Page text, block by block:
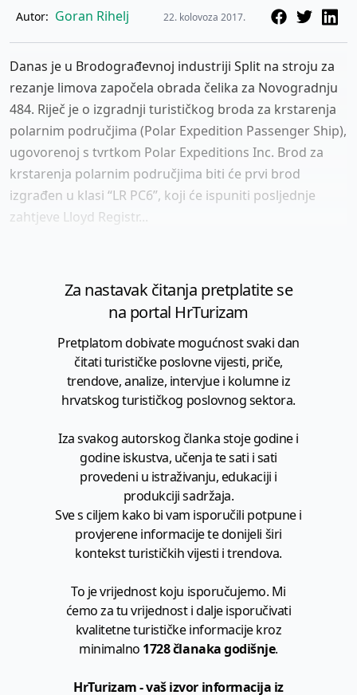
Autor: Goran Rihelj 22. kolovoza 2017.
Danas je u Brodograđevnoj industriji Split na stroju za
rezanje limova započela obrada čelika za Novogradnju
484. Riječ je o izgradnji turističkog broda za krstarenja
polarnim područjima (Polar Expedition Passenger Ship),
ugovorenoj s tvrtkom Polar Expeditions Inc. Brod za
krstarenja polarnim područjima biti će prvi brod
izgrađen u klasi “LR PC6”, koji će ispuniti posljednje
zahtjeve Lloyd Registr...
Za nastavak čitanja pretplatite se
na portal HrTurizam
Pretplatom dobivate mogućnost svaki dan
čitati turističke poslovne vijesti, priče,
trendove, analize, intervjue i kolumne iz
hrvatskog turističkog poslovnog sektora.
Iza svakog autorskog članka stoje godine i
godine iskustva, učenja te sati i sati
provedeni u istraživanju, edukaciji i
produkciji sadržaja.
Sve s ciljem kako bi vam isporučili potpune i
provjerene informacije te donijeli širi
kontekst turističkih vijesti i trendova.
To je vrijednost koju isporučujemo. Mi
ćemo za tu vrijednost i dalje isporučivati
kvalitetne turističke informacije kroz
minimalno 1728 članaka godišnje.
HrTurizam - vaš izvor informacija iz